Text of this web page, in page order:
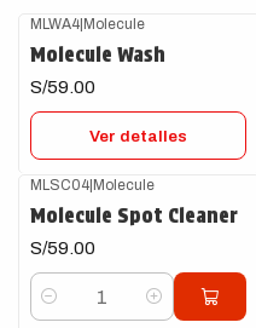
MLWA4|Molecule
Molecule Wash
S/59.00
Ver detalles
MLSC04|Molecule
Molecule Spot Cleaner
S/59.00
Cantidad